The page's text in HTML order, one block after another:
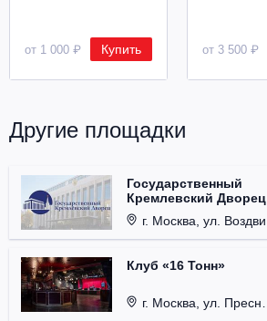
от 1 000 ₽ Купить от 3 500 ₽
Другие площадки
Государственный
Кремлевский Дворец
г. Москва, ул. Воздвиженка, д. 1, Кремль.
Клуб «16 Тонн»
г. Москва, ул. Пресненский Вал, д. 6, стр. 1.